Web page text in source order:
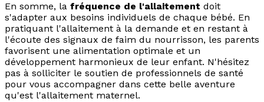
En somme, la fréquence de l'allaitement doit
s'adapter aux besoins individuels de chaque bébé. En
pratiquant l'allaitement à la demande et en restant à
l'écoute des signaux de faim du nourrisson, les parents
favorisent une alimentation optimale et un
développement harmonieux de leur enfant. N'hésitez
pas à solliciter le soutien de professionnels de santé
pour vous accompagner dans cette belle aventure
qu'est l'allaitement maternel.